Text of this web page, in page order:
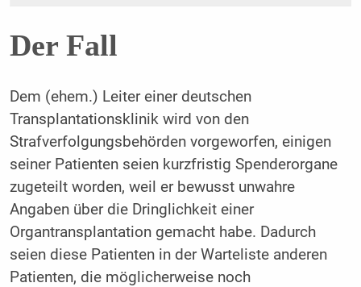
Der Fall
Dem (ehem.) Leiter einer deutschen
Transplantationsklinik wird von den
Strafverfolgungsbehörden vorgeworfen, einigen
seiner Patienten seien kurzfristig Spenderorgane
zugeteilt worden, weil er bewusst unwahre
Angaben über die Dringlichkeit einer
Organtransplantation gemacht habe. Dadurch
seien diese Patienten in der Warteliste anderen
Patienten, die möglicherweise noch